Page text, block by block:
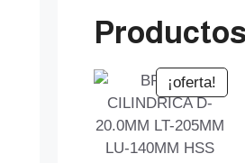
¡oferta!